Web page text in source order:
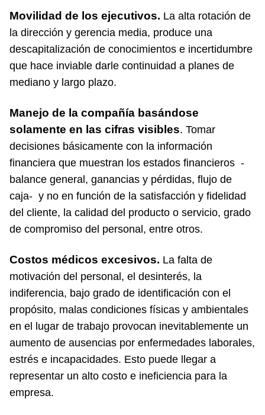
Movilidad de los ejecutivos. La alta rotación de
la dirección y gerencia media, produce una
descapitalización de conocimientos e incertidumbre
que hace inviable darle continuidad a planes de
mediano y largo plazo.
Manejo de la compañía basándose
solamente en las cifras visibles. Tomar
decisiones básicamente con la información
financiera que muestran los estados financieros -
balance general, ganancias y pérdidas, flujo de
caja- y no en función de la satisfacción y fidelidad
del cliente, la calidad del producto o servicio, grado
de compromiso del personal, entre otros.
Costos médicos excesivos. La falta de
motivación del personal, el desinterés, la
indiferencia, bajo grado de identificación con el
propósito, malas condiciones físicas y ambientales
en el lugar de trabajo provocan inevitablemente un
aumento de ausencias por enfermedades laborales,
estrés e incapacidades. Esto puede llegar a
representar un alto costo e ineficiencia para la
empresa.